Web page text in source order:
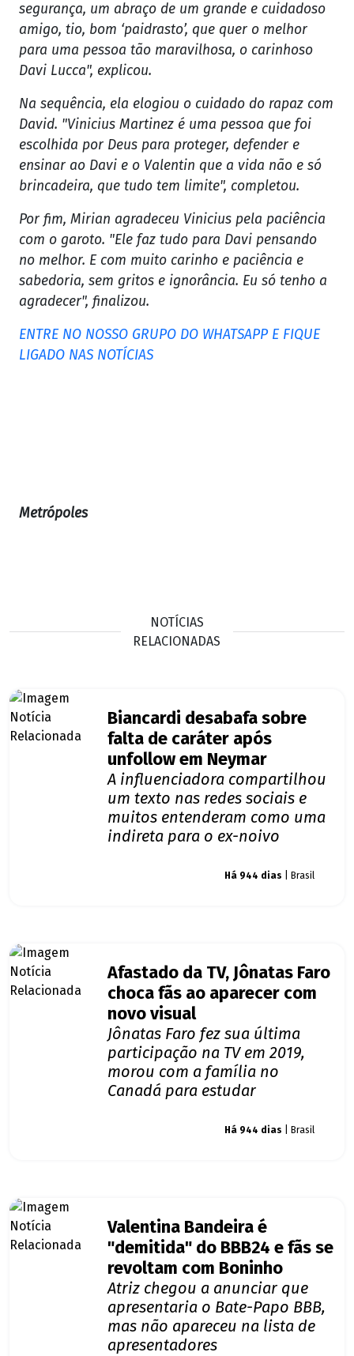
segurança, um abraço de um grande e cuidadoso
amigo, tio, bom ‘paidrasto’, que quer o melhor
para uma pessoa tão maravilhosa, o carinhoso
Davi Lucca", explicou.
Na sequência, ela elogiou o cuidado do rapaz com
David. "Vinicius Martinez é uma pessoa que foi
escolhida por Deus para proteger, defender e
ensinar ao Davi e o Valentin que a vida não e só
brincadeira, que tudo tem limite", completou.
Por fim, Mirian agradeceu Vinicius pela paciência
com o garoto. "Ele faz tudo para Davi pensando
no melhor. E com muito carinho e paciência e
sabedoria, sem gritos e ignorância. Eu só tenho a
agradecer", finalizou.
ENTRE NO NOSSO GRUPO DO WHATSAPP E FIQUE
LIGADO NAS NOTÍCIAS
Metrópoles
NOTÍCIAS
RELACIONADAS
Biancardi desabafa sobre
falta de caráter após
unfollow em Neymar
A influenciadora compartilhou
um texto nas redes sociais e
muitos entenderam como uma
indireta para o ex-noivo
Há 944 dias | Brasil
Afastado da TV, Jônatas Faro
choca fãs ao aparecer com
novo visual
Jônatas Faro fez sua última
participação na TV em 2019,
morou com a família no
Canadá para estudar
Há 944 dias | Brasil
Valentina Bandeira é
"demitida" do BBB24 e fãs se
revoltam com Boninho
Atriz chegou a anunciar que
apresentaria o Bate-Papo BBB,
mas não apareceu na lista de
apresentadores